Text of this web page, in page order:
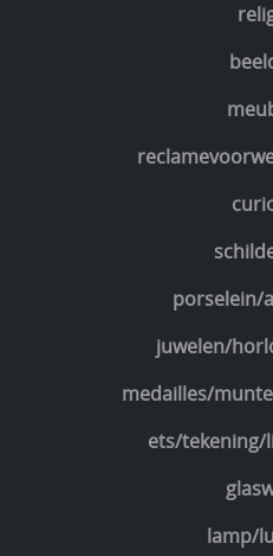
porselein/
juwelen/
medailles/
ets/
lamp/